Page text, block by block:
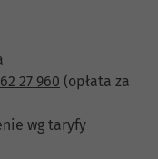
27 960 (opłata za
wg taryfy